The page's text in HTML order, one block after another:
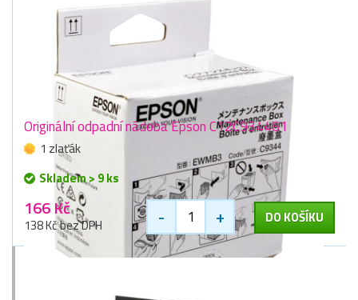
Originální odpadní nádoba Epson C12C934461
1 zlaťák
Skladem > 9 ks
166 Kč
138 Kč bez DPH - + DO KOŠÍKU